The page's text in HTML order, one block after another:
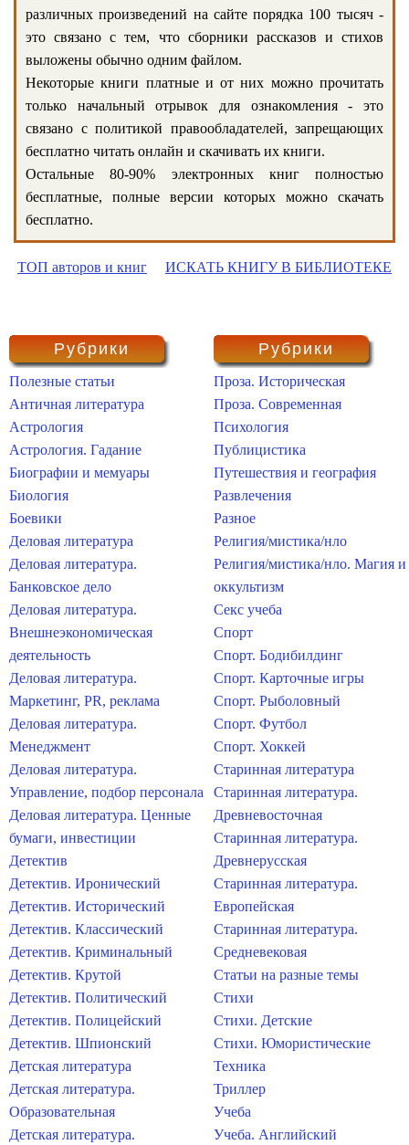
различных произведений на сайте порядка 100 тысяч -
это связано с тем, что сборники рассказов и стихов
выложены обычно одним файлом.
Некоторые книги платные и от них можно прочитать
только начальный отрывок для ознакомления - это
связано с политикой правообладателей, запрещающих
бесплатно читать онлайн и скачивать их книги.
Остальные 80-90% электронных книг полностью
бесплатные, полные версии которых можно скачать
бесплатно.
ТОП авторов и книг ИСКАТЬ КНИГУ В БИБЛИОТЕКЕ
Рубрики
Полезные статьи
Античная литература
Астрология
Астрология. Гадание
Биографии и мемуары
Биология
Боевики
Деловая литература
Деловая литература.
Банковское дело
Деловая литература.
Внешнеэкономическая
деятельность
Деловая литература.
Маркетинг, PR, реклама
Деловая литература.
Менеджмент
Деловая литература.
Управление, подбор персонала
Деловая литература. Ценные
бумаги, инвестиции
Детектив
Детектив. Иронический
Детектив. Исторический
Детектив. Классический
Детектив. Криминальный
Детектив. Крутой
Детектив. Политический
Детектив. Полицейский
Детектив. Шпионский
Детская литература
Детская литература.
Образовательная
Детская литература.
Рубрики
Проза. Историческая
Проза. Современная
Психология
Публицистика
Путешествия и география
Развлечения
Разное
Религия/мистика/нло
Религия/мистика/нло. Магия и
оккультизм
Секс учеба
Спорт
Спорт. Бодибилдинг
Спорт. Карточные игры
Спорт. Рыболовный
Спорт. Футбол
Спорт. Хоккей
Старинная литература
Старинная литература.
Древневосточная
Старинная литература.
Древнерусская
Старинная литература.
Европейская
Старинная литература.
Средневековая
Статьи на разные темы
Стихи
Стихи. Детские
Стихи. Юмористические
Техника
Триллер
Учеба
Учеба. Английский